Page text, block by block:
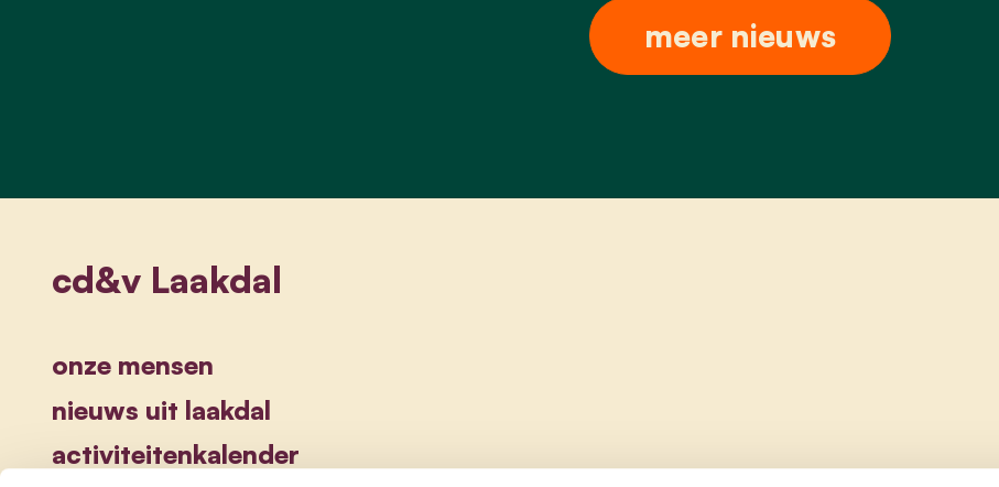
meer nieuws
cd&v Laakdal
onze mensen
nieuws uit laakdal
activiteitenkalender